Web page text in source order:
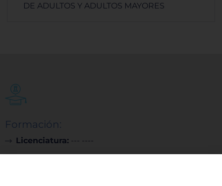
DE ADULTOS Y ADULTOS MAYORES
Formación:
Licenciatura: --- ----